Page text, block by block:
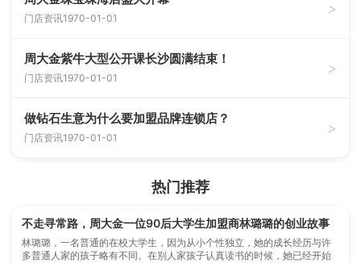
门店资讯1970-01-01
>
周大金紫牛大型公开课长沙圆满结束！
门店资讯1970-01-01
>
做钻石生意为什么要加盟品牌连锁店？
门店资讯1970-01-01
>
热门推荐
不走寻常路，周大金一位90后大学生加盟商林璐璐的创业故事
林璐璐，一名普通的在校大学生，因为从小个性独立，她的成长经历与许
多普通人家的孩子略有不同。在别人家孩子认真读书的时候，她已经开始